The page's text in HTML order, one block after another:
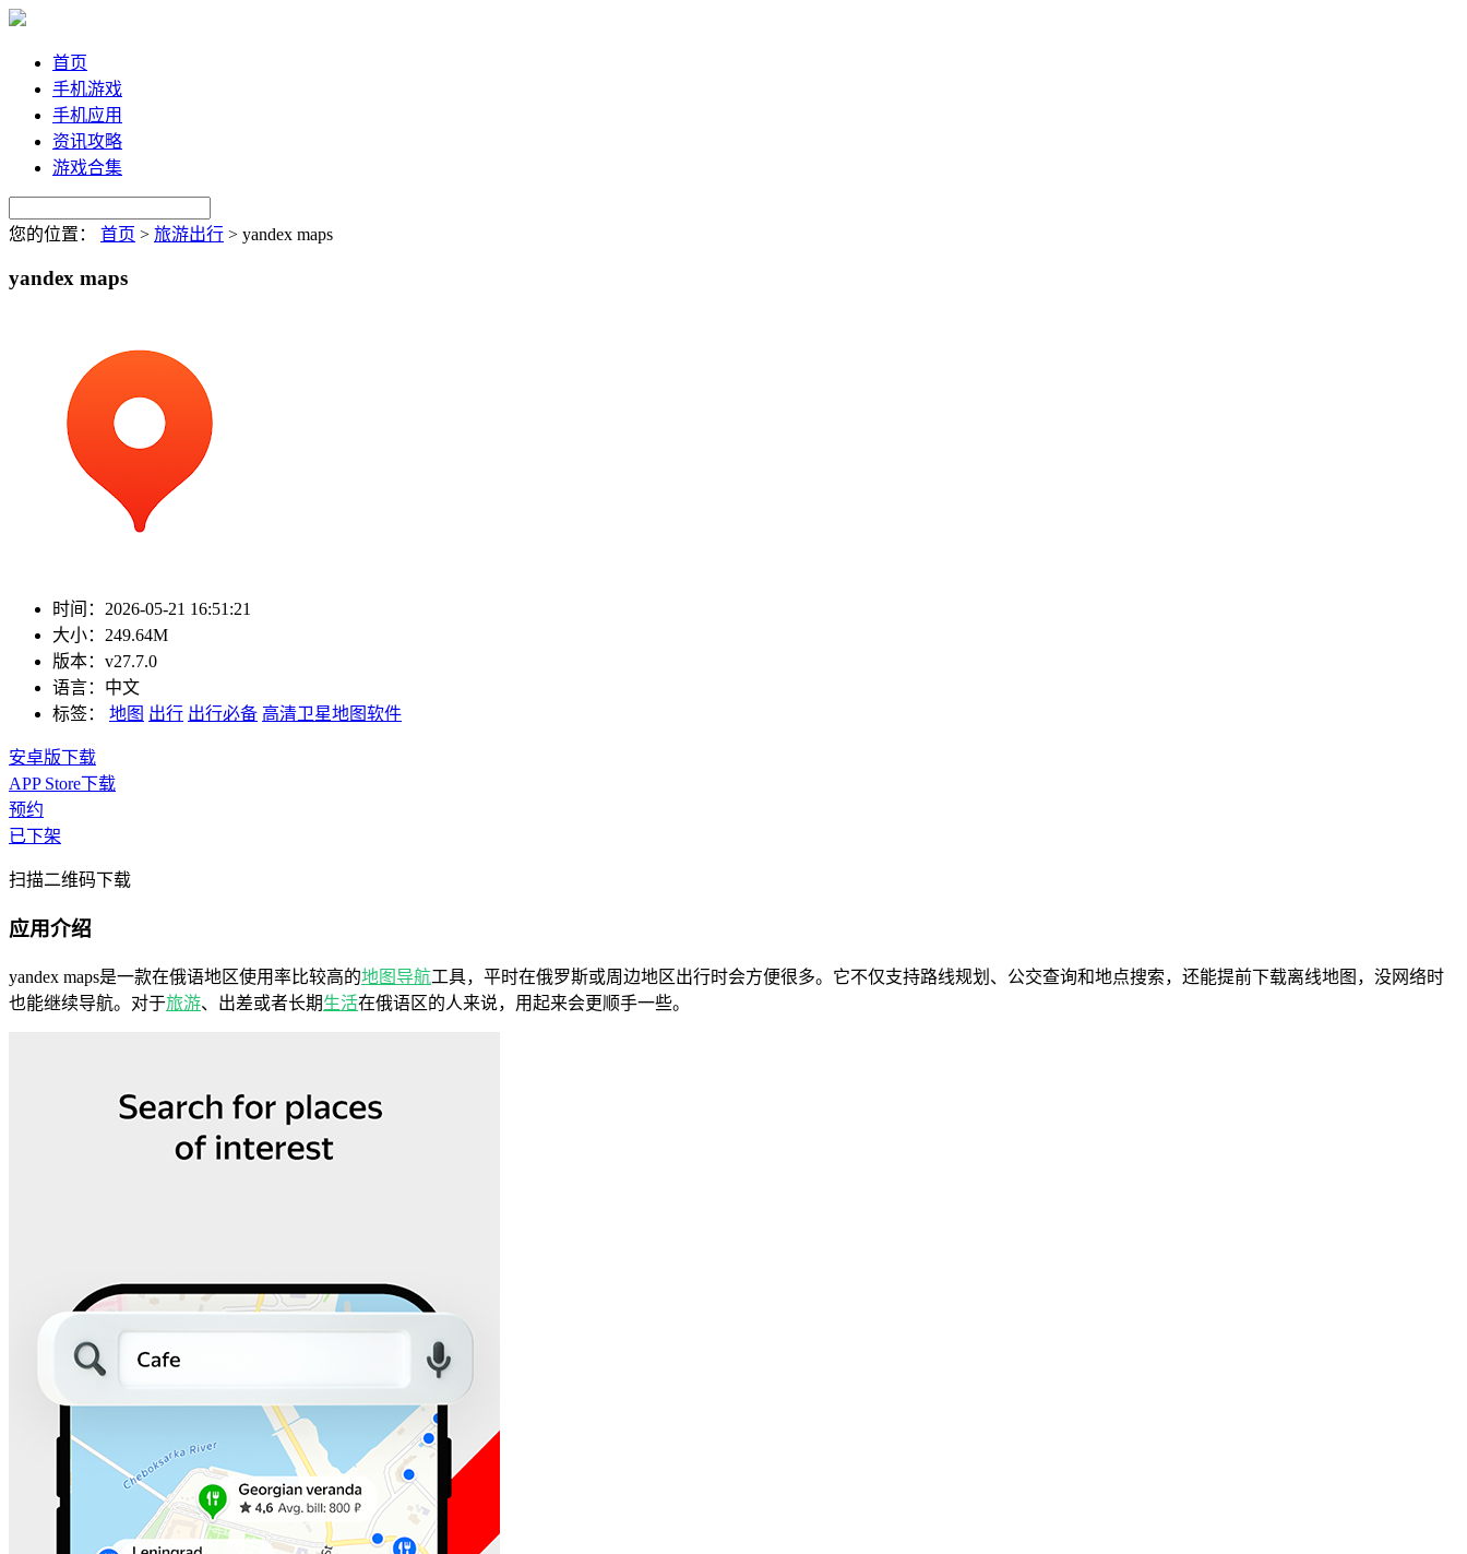
首页
手机游戏
手机应用
资讯攻略
游戏合集
您的位置： 首页 > 旅游出行 > yandex maps
yandex maps
时间： 2026-05-21 16:51:21
大小： 249.64M
版本： v27.7.0
语言： 中文
标签：
地图 出行 出行必备 高清卫星地图软件
安卓版下载
APP Store下载
预约
已下架
扫描二维码下载
应用介绍
yandex maps是一款在俄语地区使用率比较高的地图 导航工具，平时在俄罗斯或周边地区出行时会方便很多。它不仅支持路线规划、公交查询和地点搜索，还能提前下载离线地图，没网络时
也能继续导航。对于旅游、出差或者长期生活在俄语区的人来说，用起来会更顺手一些。